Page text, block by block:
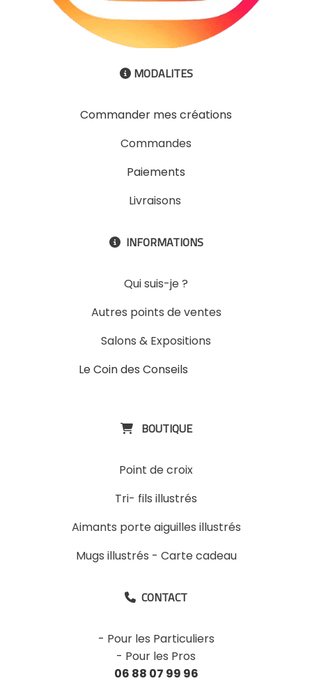
 MODALITES
Commander mes créations
Commandes
Paiements
Livraisons
 INFORMATIONS
Qui suis-je ?
Autres points de ventes
Salons & Expositions
Le Coin des Conseils
 BOUTIQUE
Point de croix
Tri- fils illustrés
Aimants porte aiguilles illustrés
Mugs illustrés - Carte cadeau
 CONTACT
- Pour les Particuliers
- Pour les Pros
06 88 07 99 96